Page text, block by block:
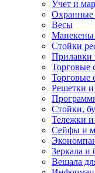
Учет и
Охранные
Весы
Стойки
Прилавки
Торговые
Торговые
Решетки и
Стойки,
Тележки и
Сейфы и
Зеркала и
Вешала